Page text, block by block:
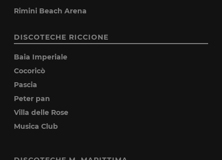
Rimini Beach Arena
DISCOTECHE RICCIONE
Baia Imperiale
Cocoricò
Pascia
Peter pan
Villa delle Rose
Musica Club